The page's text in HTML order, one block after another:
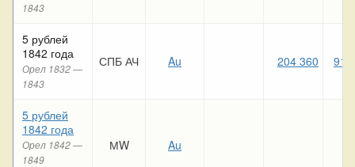
1843
5 рублей
1842 года
Орел 1832 —
1843
СПБ АЧ Au 204 360 91
5 рублей
1842 года
Орел 1842 —
1849
МW Au